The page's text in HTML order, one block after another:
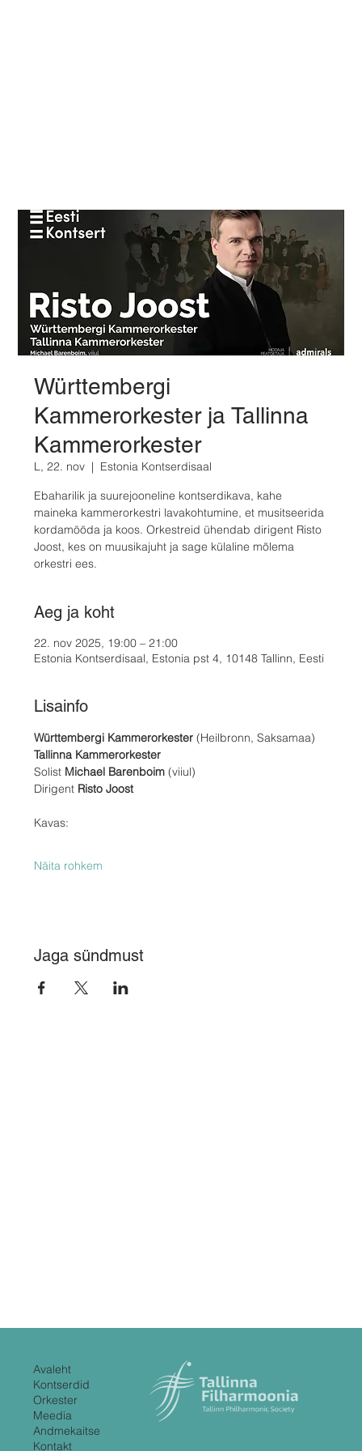
Württembergi
Kammerorkester ja Tallinna
Kammerorkester
L, 22. nov
  |
Estonia Kontserdisaal
Ebaharilik ja suurejooneline kontserdikava, kahe
maineka kammerorkestri lavakohtumine, et musitseerida
kordamööda ja koos. Orkestreid ühendab dirigent Risto
Joost, kes on muusikajuht ja sage külaline mõlema
orkestri ees.
Aeg ja koht
22. nov 2025, 19:00 – 21:00
Estonia Kontserdisaal, Estonia pst 4, 10148 Tallinn, Eesti
Lisainfo
Württembergi Kammerorkester (Heilbronn, Saksamaa)
Tallinna Kammerorkester
Solist Michael Barenboim (viiul)
Dirigent Risto Joost
Kavas:
Näita rohkem
Jaga sündmust
Avaleht
Kontserdid
Orkester
Meedia
Andmekaitse
Kontakt